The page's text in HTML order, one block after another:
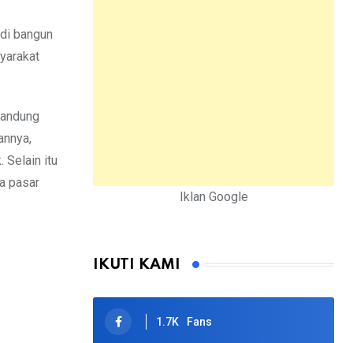
bangun
Selain itu
pasar
Iklan Google
IKUTI KAMI
1.7K Fans